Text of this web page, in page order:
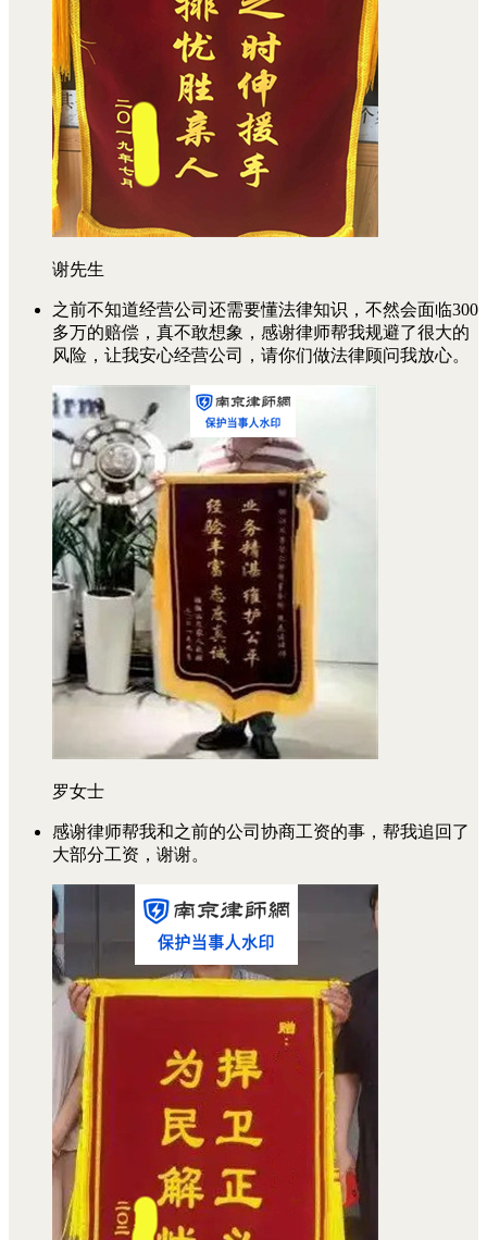
谢先生
之前不知道经营公司还需要懂法律知识，不然会面临300
多万的赔偿，真不敢想象，感谢律师帮我规避了很大的
风险，让我安心经营公司，请你们做法律顾问我放心。
罗女士
感谢律师帮我和之前的公司协商工资的事，帮我追回了
大部分工资，谢谢。